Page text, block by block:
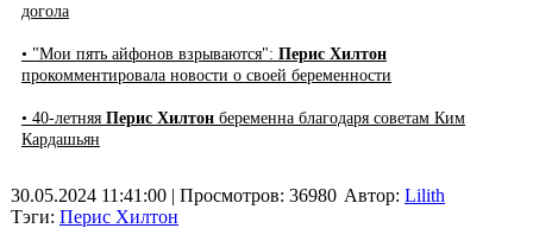
догола
• "Мои пять айфонов взрываются": Перис Хилтон
прокомментировала новости о своей беременности
• 40-летняя Перис Хилтон беременна благодаря советам Ким
Кардашьян
30.05.2024 11:41:00 | Просмотров: 36980
Тэги: Перис Хилтон
Автор: Lilith